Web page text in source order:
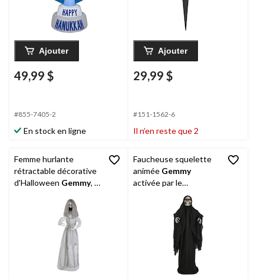
Ajouter
49,99 $
#855-7405-2
En stock en ligne
Ajouter
29,99 $
#151-1562-6
Il n’en reste que 2
Femme hurlante
rétractable décorative
d'Halloween Gemmy, 5
Faucheuse squelette
animée Gemmy
activée par le
mouvement, 6 pi